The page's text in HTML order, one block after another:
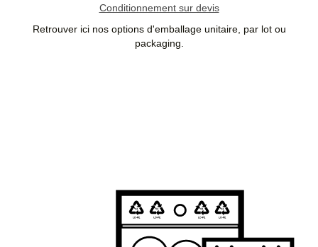
Conditionnement sur devis
Retrouver ici nos options d'emballage unitaire, par lot ou
packaging.